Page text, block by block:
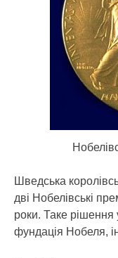
Шведська
дві Нобелівські
роки. Таке рішення
фундація Нобеля,